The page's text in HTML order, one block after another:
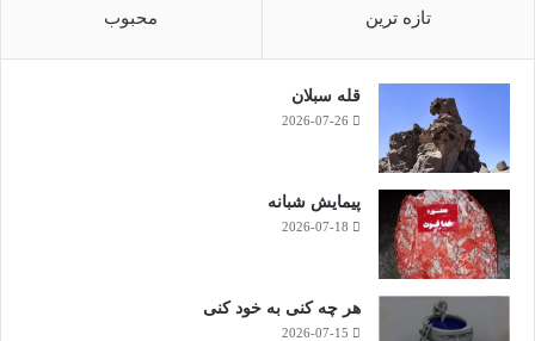
تازه ترین محبوب
قله سبلان
2026-07-26
پیمایش شبانه
2026-07-18
هر چه کنی به خود کنی
2026-07-15